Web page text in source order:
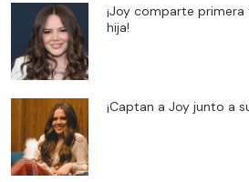
¡Joy comparte
hija!
¡Captan a Joy junto a